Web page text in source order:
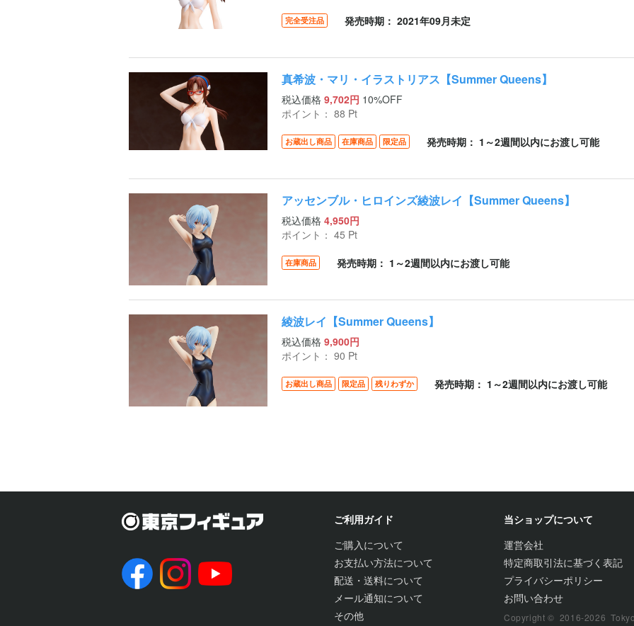
完全受注品 発売時期： 2021年09月未定
真希波・マリ・イラストリアス【Summer Queens】
税込価格 9,702円 10%OFF
ポイント： 88 Pt
お蔵出し商品 在庫商品 限定品 発売時期： 1～2週間以内にお渡し可能
アッセンブル・ヒロインズ綾波レイ【Summer Queens】
税込価格 4,950円
ポイント： 45 Pt
在庫商品 発売時期： 1～2週間以内にお渡し可能
綾波レイ【Summer Queens】
税込価格 9,900円
ポイント： 90 Pt
お蔵出し商品 限定品 残りわずか 発売時期： 1～2週間以内にお渡し可能
ご利用ガイド
ご購入について
お支払い方法について
配送・送料について
メール通知について
その他
当ショップについて
運営会社
特定商取引法に基づく表記
プライバシーポリシー
お問い合わせ
Copyright © 2016-2026